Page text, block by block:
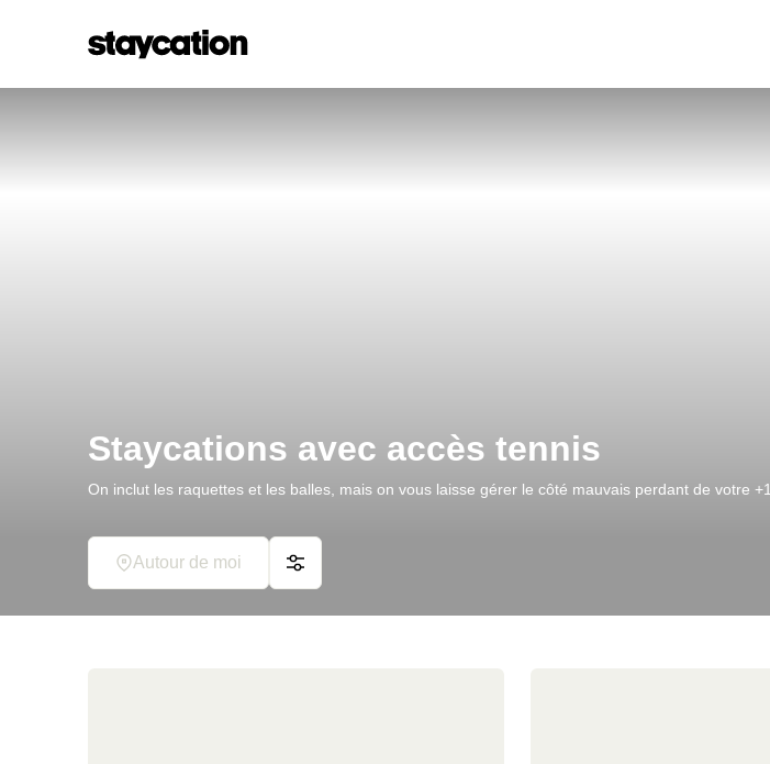
Staycations avec accès tennis
On inclut les raquettes et les balles, mais on vous laisse gérer le côté mauvais perdant de votre +1.
Autour de moi